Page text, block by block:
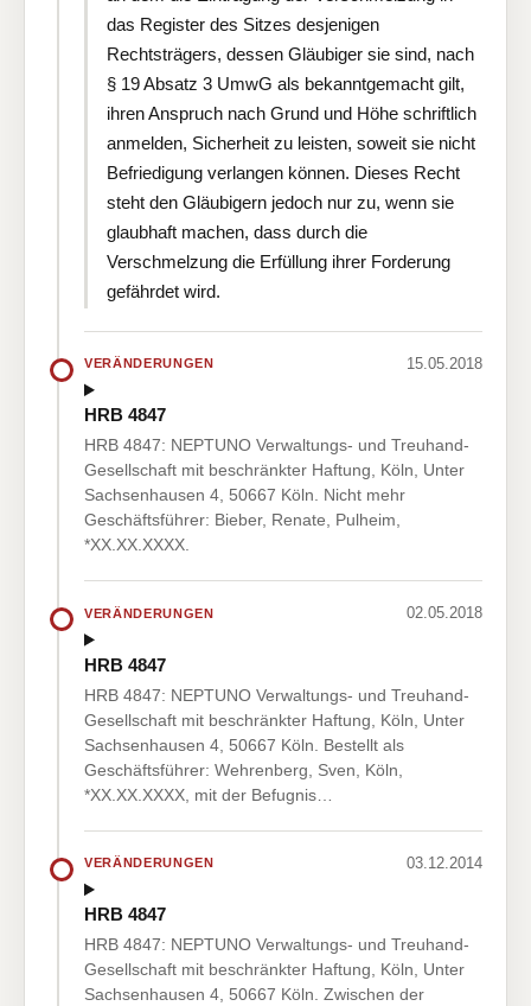
das Register des Sitzes desjenigen
Rechtsträgers, dessen Gläubiger sie sind, nach
§ 19 Absatz 3 UmwG als bekanntgemacht gilt,
ihren Anspruch nach Grund und Höhe schriftlich
anmelden, Sicherheit zu leisten, soweit sie nicht
Befriedigung verlangen können. Dieses Recht
steht den Gläubigern jedoch nur zu, wenn sie
glaubhaft machen, dass durch die
Verschmelzung die Erfüllung ihrer Forderung
gefährdet wird.
VERÄNDERUNGEN 15.05.2018
HRB 4847
HRB 4847: NEPTUNO Verwaltungs- und Treuhand-
Gesellschaft mit beschränkter Haftung, Köln, Unter
Sachsenhausen 4, 50667 Köln. Nicht mehr
Geschäftsführer: Bieber, Renate, Pulheim,
*XX.XX.XXXX.
VERÄNDERUNGEN 02.05.2018
HRB 4847
HRB 4847: NEPTUNO Verwaltungs- und Treuhand-
Gesellschaft mit beschränkter Haftung, Köln, Unter
Sachsenhausen 4, 50667 Köln. Bestellt als
Geschäftsführer: Wehrenberg, Sven, Köln,
*XX.XX.XXXX, mit der Befugnis…
VERÄNDERUNGEN 03.12.2014
HRB 4847
HRB 4847: NEPTUNO Verwaltungs- und Treuhand-
Gesellschaft mit beschränkter Haftung, Köln, Unter
Sachsenhausen 4, 50667 Köln. Zwischen der